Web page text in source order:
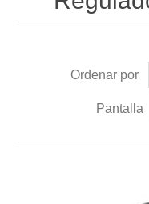
Ordenar por
Pantalla